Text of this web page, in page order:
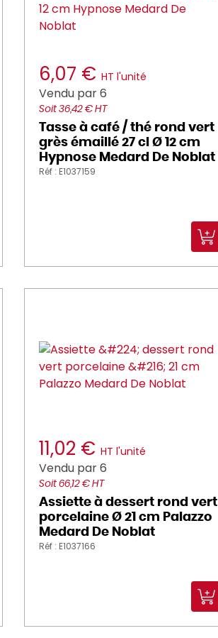
6,07 € HT l'unité
Vendu par 6
Soit 36,42 € HT
Tasse à café / thé rond vert
grès émaillé 27 cl Ø 12 cm
Hypnose Medard De Noblat
Réf : E1037159
11,02 € HT l'unité
Vendu par 6
Soit 66,12 € HT
Assiette à dessert rond vert
porcelaine Ø 21 cm Palazzo
Medard De Noblat
Réf : E1037166